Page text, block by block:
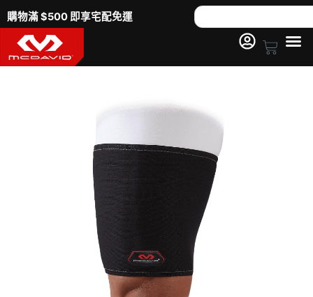
至
要
購物滿 $500 即享宅配免運 Search
Cart